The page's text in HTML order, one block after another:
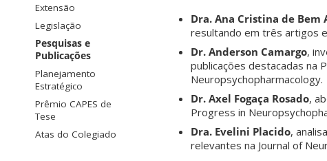
Extensão
Legislação
Pesquisas e
Publicações
Planejamento
Estratégico
Prêmio CAPES de
Tese
Atas do Colegiado
Dra. Ana Cristina de Bem
resultando em três artigos
Dr. Anderson Camargo,
publicações destacadas na
Neuropsychopharmacology.
Dr. Axel Fogaça Rosado,
Progress in
Dra. Evelini Placido,
relevantes na Journal of